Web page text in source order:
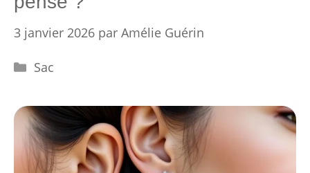
3 janvier 2026 par Amélie Guérin
Catégories
Sac